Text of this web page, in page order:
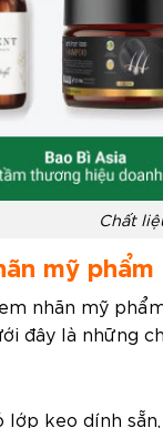
Chất
mỹ phẩm
nhãn mỹ
đây là những
keo dính